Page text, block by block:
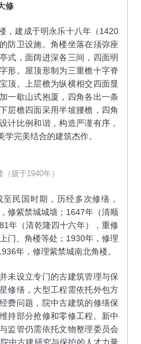
修
建成于明永乐十八年（1420
防卫设施。角楼坐落在须弥座
式，面阔进深各三间，四面明
形。屋顶形制为三重檐十字脊
顶。上层檐为纵横相交四面显
一歇山式抱厦，四角各出一条
层檐四面采用半坡腰檐，四角
计比例和谐，构造严谨有序，
完美结合的建筑杰作。
摄于1940年）
国时期，历经多次修缮，
修紫禁城城墙；1647年（清顺
年（清乾隆四十六年），重修
门、角楼等处；1930年，修理
年，修理紫禁城南北角楼。
设立专门的古建筑管理与保
修缮，大型工程需依托外包方
费问题，院中古建筑的修缮保
持部分抢修和零修工程。新中
监管仍需依托文物整理委员会